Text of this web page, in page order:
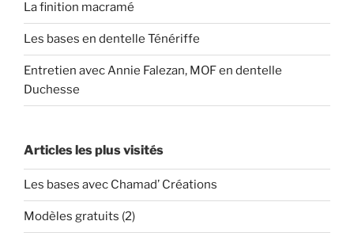
La finition macramé
Les bases en dentelle Ténériffe
Entretien avec Annie Falezan, MOF en dentelle
Duchesse
Articles les plus visités
Les bases avec Chamad’ Créations
Modèles gratuits (2)